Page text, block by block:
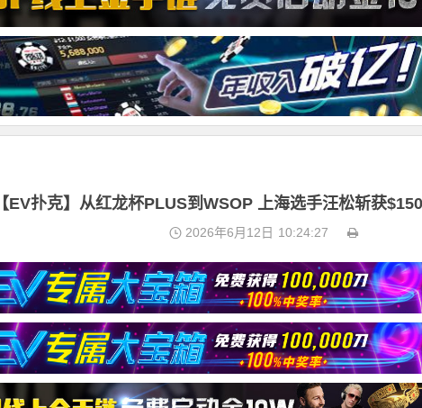
【EV扑克】从红龙杯PLUS到WSOP 上海选手汪松斩获
2026年6月12日 10:24:27